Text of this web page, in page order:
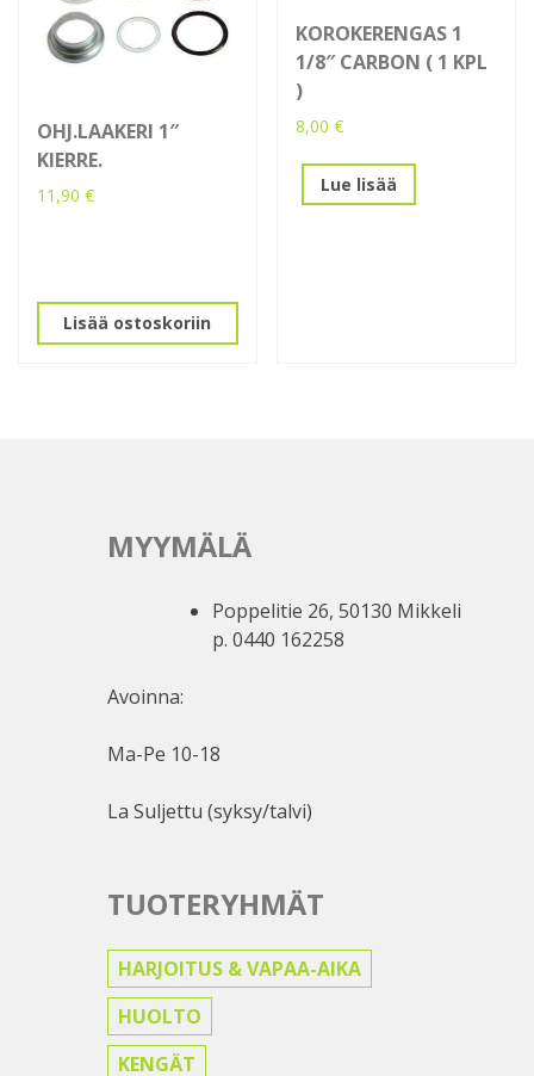
OHJ.LAAKERI 1″
KIERRE.
11,90 €
Lisää ostoskoriin
KOROKERENGAS 1
1/8″ CARBON ( 1 KPL
)
8,00€
Lue lisää
MYYMÄLÄ
Poppelitie 26, 50130 Mikkeli
p. 0440 162258
Avoinna:
Ma-Pe 10-18
La Suljettu (syksy/talvi)
TUOTERYHMÄT
HARJOITUS & VAPAA-AIKA
HUOLTO
KENGÄT